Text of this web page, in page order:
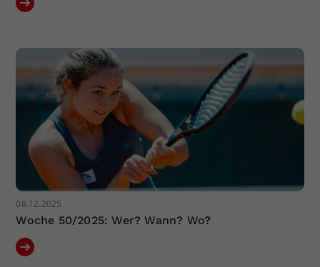
08.12.2025
Woche 50/2025: Wer? Wann? Wo?